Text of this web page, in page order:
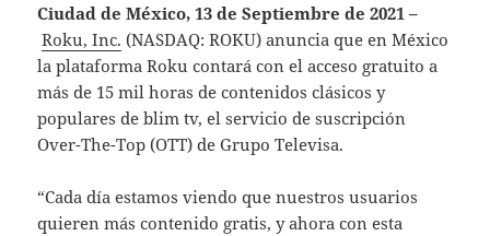
Ciudad de México, 13 de Septiembre de 2021 –
Roku, Inc. (NASDAQ: ROKU) anuncia que en México
la plataforma Roku contará con el acceso gratuito a
más de 15 mil horas de contenidos clásicos y
populares de blim tv, el servicio de suscripción
Over-The-Top (OTT) de Grupo Televisa.
“Cada día estamos viendo que nuestros usuarios
quieren más contenido gratis, y ahora con esta